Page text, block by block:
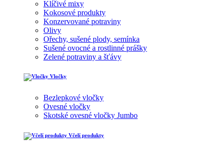
Klíčivé mixy
Kokosové produkty
Konzervované potraviny
Olivy
Ořechy, sušené plody, semínka
Sušené ovocné a rostlinné prášky
Zelené potraviny a šťávy
Vločky
Bezlepkové vločky
Ovesné vločky
Skotské ovesné vločky Jumbo
Včelí produkty